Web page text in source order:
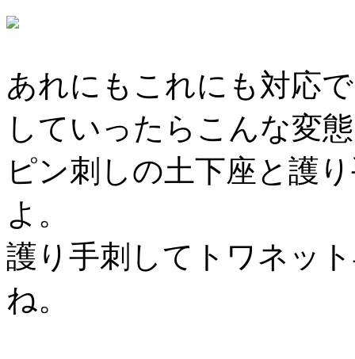
あれにもこれにも対応
していったらこんな変
ピン刺しの土下座と護
よ。
護り手刺してトワネッ
ね。